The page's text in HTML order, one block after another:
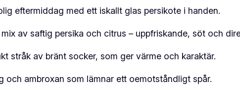
H
E
E
R
eftermiddag med ett iskallt glas persikote i handen.
av saftig persika och citrus – uppfriskande, söt och
stråk av bränt socker, som ger värme och karaktär.
och ambroxan som lämnar ett oemotståndligt spår.